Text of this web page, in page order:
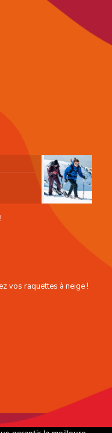
vos raquettes à neige !